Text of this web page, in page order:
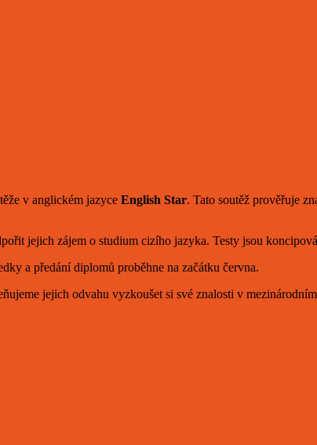
v anglickém jazyce English Star. Tato soutěž prověřuje
jejich zájem o studium cizího jazyka. Testy jsou
a předání diplomů proběhne na začátku června.
jejich odvahu vyzkoušet si své znalosti v